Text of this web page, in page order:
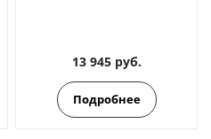
13 945 руб.
Подробнее